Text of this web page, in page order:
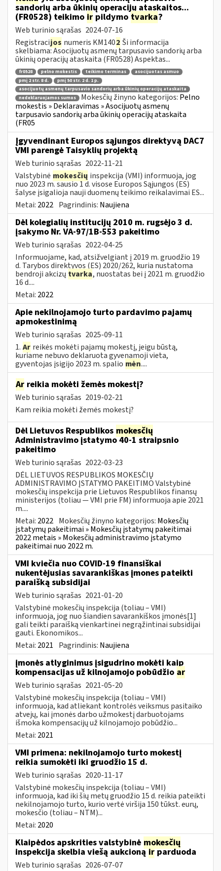
sandorių arba ūkinių operacijų ataskaitos...
(FR0528) teikimo ir pildymo tvarka?
Web turinio sąrašas 2024-07-16
Registracijos numeris KM1402 Ši informacija
skelbiama: Asocijuotų asmenų tarpusavio sandorių arba
ūkinių operacijų ataskaita (FR0528) Aspektas...
fr0528 pelno mokestis teikimo terminas
asocijuotas asmuo
pmį 2 str. 8 d.
pmį 50 str. 2 d. 1 p.
asocijuotų asmenų tarpusavio sandorių arba ūkinių operacijų ataskaita
nedeklaruojamos sumos
Mokesčių žinyno kategorijos: Pelno
mokestis » Deklaravimas » Asocijuotų asmenų
tarpusavio sandorių arba ūkinių operacijų ataskaita
(FR05
Įgyvendinant Europos sąjungos direktyvą DAC7
VMI parengė Taisyklių projektą
Web turinio sąrašas 2022-11-21
Valstybinė mokesčių inspekcija (VMI) informuoja, jog
nuo 2023 m. sausio 1 d. visose Europos Sąjungos (ES)
šalyse įsigalioja nauji duomenų teikimo reikalavimai ES...
Metai: 2022 Pagrindinis: Naujiena
Dėl kolegialių institucijų 2010 m. rugsėjo 3 d.
įsakymo Nr. VA-97/1B-553 pakeitimo
Web turinio sąrašas 2022-04-25
Informuojame, kad, atsižvelgiant į 2019 m. gruodžio 19
d. Tarybos direktyvos (ES) 2020/262, kuria nustatoma
bendroji akcizų tvarka, nuostatas bei į 2021 m. gruodžio
16 d....
Metai: 2022
Apie nekilnojamojo turto pardavimo pajamų
apmokestinimą
Web turinio sąrašas 2025-09-11
1. Ar reikės mokėti pajamų mokestį, jeigu būstą,
kuriame nebuvo deklaruota gyvenamoji vieta,
gyventojas įsigijo 2023 m. spalio mėn....
Ar reikia mokėti žemės mokestį?
Web turinio sąrašas 2019-02-21
Kam reikia mokėti žemės mokestį?
Dėl Lietuvos Respublikos mokesčių
Administravimo įstatymo 40-1 straipsnio
pakeitimo
Web turinio sąrašas 2022-03-23
DĖL LIETUVOS RESPUBLIKOS MOKESČIŲ
ADMINISTRAVIMO ĮSTATYMO PAKEITIMO Valstybinė
mokesčių inspekcija prie Lietuvos Respublikos finansų
ministerijos (toliau — VMI prie FM) informuoja apie 2021
m....
Metai: 2022 Mokesčių žinyno kategorijos: Mokesčių
įstatymų pakeitimai » Mokesčių įstatymų pakeitimai
2022 metais » Mokesčių administravimo įstatymo
pakeitimai nuo 2022 m.
VMI kviečia nuo COVID-19 finansiškai
nukentėjusias savarankiškas įmones pateikti
paraišką subsidijai
Web turinio sąrašas 2021-01-20
Valstybinė mokesčių inspekcija (toliau – VMI)
informuoja, jog nuo šiandien savarankiškos įmonės[1]
gali teikti paraišką vienkartinei negrąžintinai subsidijai
gauti. Ekonomikos...
Metai: 2021 Pagrindinis: Naujiena
įmonės atlyginimus įsigudrino mokėti kaip
kompensacijas už kilnojamojo pobūdžio ar
Web turinio sąrašas 2021-05-20
Valstybinė mokesčių inspekcija (toliau – VMI)
informuoja, kad atliekant kontrolės veiksmus pasitaiko
atvejų, kai įmonės darbo užmokestį darbuotojams
išmoka kompensacijų už kilnojamojo pobūdžio...
Metai: 2021
VMI primena: nekilnojamojo turto mokestį
reikia sumokėti iki gruodžio 15 d.
Web turinio sąrašas 2020-11-17
Valstybinė mokesčių inspekcija (toliau – VMI)
informuoja, kad iki šių metų gruodžio 15 d. reikia pateikti
nekilnojamojo turto, kurio vertė viršija 150 tūkst. eurų,
mokesčio (toliau – NTM)...
Metai: 2020
Klaipėdos apskrities valstybinė mokesčių
inspekcija skelbia viešą aukcionąirparduoda
Web turinio sąrašas 2026-07-07